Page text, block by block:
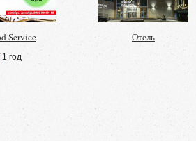
Service
1 год
Отель